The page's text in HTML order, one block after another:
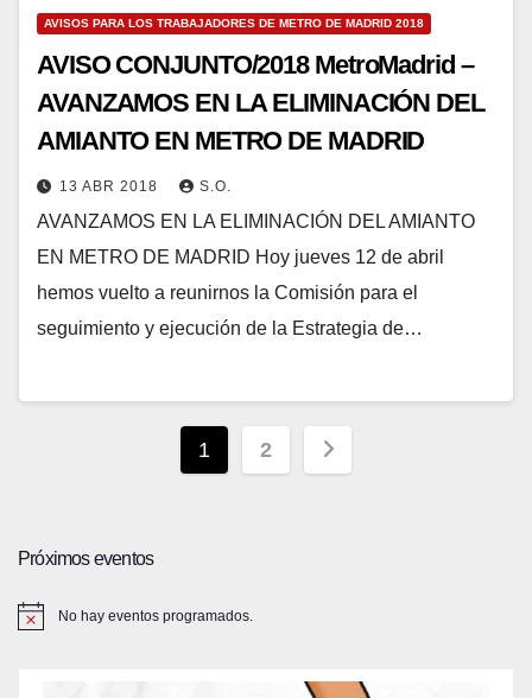
AVISOS PARA LOS TRABAJADORES DE METRO DE MADRID 2018
AVISO CONJUNTO/2018 MetroMadrid –
AVANZAMOS EN LA ELIMINACIÓN DEL
AMIANTO EN METRO DE MADRID
13 ABR 2018 S.O.
AVANZAMOS EN LA ELIMINACIÓN DEL AMIANTO
EN METRO DE MADRID Hoy jueves 12 de abril
hemos vuelto a reunirnos la Comisión para el
seguimiento y ejecución de la Estrategia de…
Paginación
1 2
Próximos eventos
No hay eventos programados.